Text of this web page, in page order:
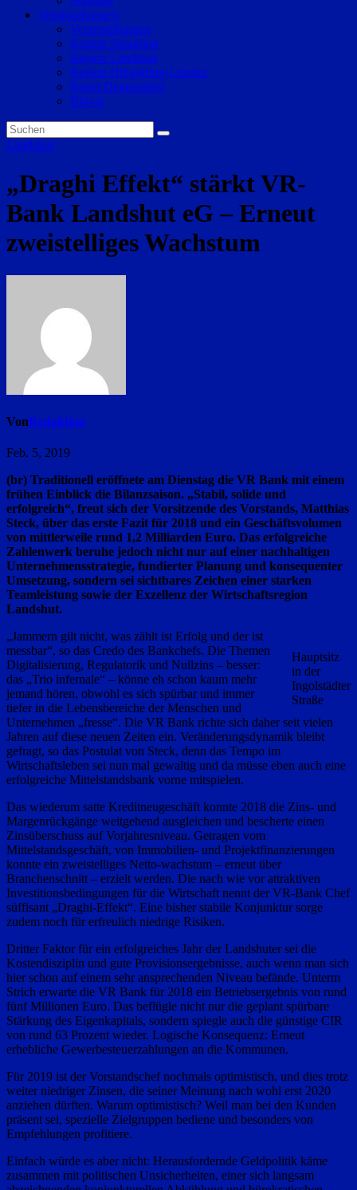
Veranstaltungen
Veranstaltungen
Region Straubing
Region Landshut
Region Dingolfing-Landau
Raum Deggendorf
Bluval
Landshut
„Draghi Effekt“ stärkt VR-
Bank Landshut eG – Erneut
zweistelliges Wachstum
VonRedaktion
Feb. 5, 2019
(br) Traditionell eröffnete am Dienstag die VR Bank mit einem
frühen Einblick die Bilanzsaison. „Stabil, solide und
erfolgreich“, freut sich der Vorsitzende des Vorstands, Matthias
Steck, über das erste Fazit für 2018 und ein Geschäftsvolumen
von mittlerweile rund 1,2 Milliarden Euro. Das erfolgreiche
Zahlenwerk beruhe jedoch nicht nur auf einer nachhaltigen
Unternehmensstrategie, fundierter Planung und konsequenter
Umsetzung, sondern sei sichtbares Zeichen einer starken
Teamleistung sowie der Exzellenz der Wirtschaftsregion
Landshut.
Hauptsitz
in der
Ingolstädter
Straße
„Jammern gilt nicht, was zählt ist Erfolg und der ist
messbar“, so das Credo des Bankchefs. Die Themen
Digitalisierung, Regulatorik und Nullzins – besser:
das „Trio infernale“ – könne eh schon kaum mehr
jemand hören, obwohl es sich spürbar und immer
tiefer in die Lebensbereiche der Menschen und
Unternehmen „fresse“. Die VR Bank richte sich daher seit vielen
Jahren auf diese neuen Zeiten ein. Veränderungsdynamik bleibt
gefragt, so das Postulat von Steck, denn das Tempo im
Wirtschaftsleben sei nun mal gewaltig und da müsse eben auch eine
erfolgreiche Mittelstandsbank vorne mitspielen.
Das wiederum satte Kreditneugeschäft konnte 2018 die Zins- und
Margenrückgänge weitgehend ausgleichen und bescherte einen
Zinsüberschuss auf Vorjahresniveau. Getragen vom
Mittelstandsgeschäft, von Immobilien- und Projektfinanzierungen
konnte ein zweistelliges Netto-wachstum – erneut über
Branchenschnitt – erzielt werden. Die nach wie vor attraktiven
Investitionsbedingungen für die Wirtschaft nennt der VR-Bank Chef
süffisant „Draghi-Effekt“. Eine bisher stabile Konjunktur sorge
zudem noch für erfreulich niedrige Risiken.
Dritter Faktor für ein erfolgreiches Jahr der Landshuter sei die
Kostendisziplin und gute Provisionsergebnisse, auch wenn man sich
hier schon auf einem sehr ansprechenden Niveau befände. Unterm
Strich erwarte die VR Bank für 2018 ein Betriebsergebnis von rund
fünf Millionen Euro. Das beflügle nicht nur die geplant spürbare
Stärkung des Eigenkapitals, sondern spiegle auch die günstige CIR
von rund 63 Prozent wieder. Logische Konsequenz: Erneut
erhebliche Gewerbesteuerzahlungen an die Kommunen.
Für 2019 ist der Vorstandschef nochmals optimistisch, und dies trotz
weiter niedriger Zinsen, die seiner Meinung nach wohl erst 2020
anziehen dürften. Warum optimistisch? Weil man bei den Kunden
präsent sei, spezielle Zielgruppen bediene und besonders von
Empfehlungen profitiere.
Einfach würde es aber nicht: Herausfordernde Geldpolitik käme
zusammen mit politischen Unsicherheiten, einer sich langsam